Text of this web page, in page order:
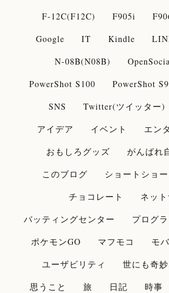
F-12C(F12C)
F905i
Google
IT Kindle
N-08B(N08B)
PowerShot S100
PowerShot
SNS
Twitter(ツイッター)
アイデア
イベント
エン
おもしろグッズ
がんばれ
このブログ
ショートショー
チョコレート
ネッ
バッティングセンター
プログ
ポケモンGO
マフモコ モ
ユーザビリティ
世にも奇
思うこと
旅 日記 時事